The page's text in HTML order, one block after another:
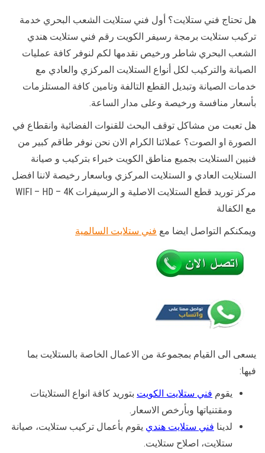
هل تحتاج فني ستلايت؟ أول فني ستلايت الشعب البحري خدمة
تركيب ستلايت برمجة رسيفر الكويت رقم فني ستلايت هندي
الشعب البحري شاطر ورخيص نقدمها لكم لنوفر كافة عمليات
الصيانة والتركيب لكل أنواع الستلايت المركزي والعادي مع
خدمات الصيانة وتبديل القطع التالفة وتامين كافة المستلزمات
بأسعار منافسة ورخيصة وعلى مدار الساعة.
هل تعبت من مشاكل توقف البحث للقنوات الفضائية وانقطاع في
الصورة او الصوت؟ عملائنا الكرام الان نحن نوفر طاقم كبير من
فنيين الستلايت بجميع مناطق الكويت خبراء بتركيب و صيانة
الستلايت العادي و الستلايت المركزي وباسعار رخيصة لاننا افضل
مركز توريد قطع الستلايت الاصلية و الرسيفرات WIFI – HD – 4K
مع الكفالة
ويمكنكم التواصل ايضا مع فني ستلايت السالمية
يسعى الى القيام بمجموعة من الاعمال الخاصة بالستلايت بما
فيها:
يقوم فني ستلايت الكويت بتوريد كافة انواع الستلايتات
ومقتنياتها وبأرخص الاسعار.
لدينا فني ستلايت هندي يقوم بأعمال تركيب ستلايت، صيانة
ستلايت، اصلاح ستلايت.